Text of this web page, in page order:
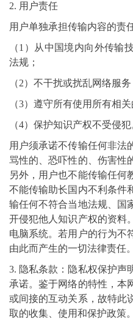
2. 用户责任
用户单独承担传输内容的责
（1）从中国境内向外传输
法规；
（2）不干扰或扰乱网络服务
（3）遵守所有使用所有相
（4）保护知识产权不受侵犯
用户须承诺不传输任何非法
骂性的、恐吓性的、伤害性
另外，用户也不能传输任何
不能传输助长国内不利条件
输任何不符合当地法规、国
开侵犯他人知识产权的资料
电脑系统。若用户的行为不
由此而产生的一切法律责任。
3. 隐私条款：隐私权保护声
承诺。鉴于网络的特性，本
或间接的互动关系，故特此
取的收集、使用和保护政策。